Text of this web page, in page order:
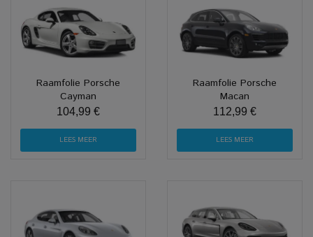
Raamfolie Porsche
Cayman
104,99 €
LEES MEER
Raamfolie Porsche
Macan
112,99 €
LEES MEER